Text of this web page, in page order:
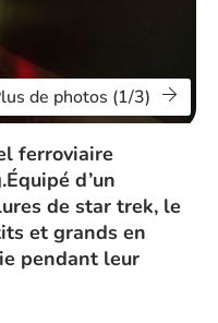
de photos (1/3)
ferroviaire
d’un
de star trek, le
et grands en
pendant leur